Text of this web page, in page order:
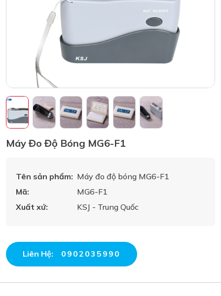
Máy Đo Độ Bóng MG6-F1
Tên sản phẩm: Máy đo độ bóng MG6-F1
Mã:
MG6-F1
Xuất xứ:
KSJ - Trung Quốc
Liên Hệ: 0902035990